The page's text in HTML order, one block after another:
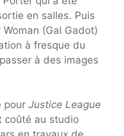
en salles. Puis
(Gal Gadot)
à fresque du
à des images
pour Justice League
coûté au studio